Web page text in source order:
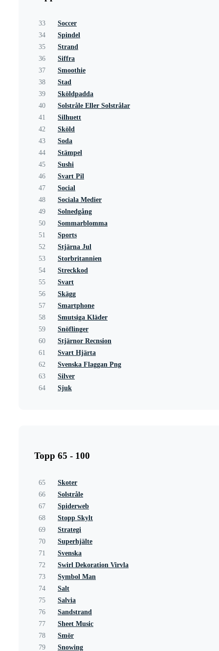
33
Soccer
34
Spindel
35
Strand
36
Siffra
37
Smoothie
38
Stad
39
Sköldpadda
40
Solstråle Eller Solstrålar
41
Silhuett
42
Sköld
43
Soda
44
Stämpel
45
Sushi
46
Svart Pil
47
Social
48
Sociala Medier
49
Solnedgång
50
Sommarblomma
51
Sports
52
Stjärna Jul
53
Storbritannien
54
Streckkod
55
Svart
56
Skägg
57
Smartphone
58
Smutsiga Kläder
59
Snöflinger
60
Stjärnor Recnsion
61
Svart Hjärta
62
Svenska Flaggan Png
63
Silver
64
Sjuk
Topp 65 - 100
65
Skoter
66
Solstråle
67
Spiderweb
68
Stopp Skylt
69
Strategi
70
Superhjälte
71
Svenska
72
Swirl Dekoration Virvla
73
Symbol Man
74
Salt
75
Salvia
76
Sandstrand
77
Sheet Music
78
Smör
79
Snowing